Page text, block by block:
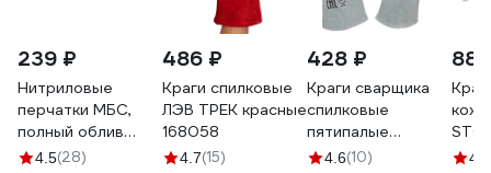
239 ₽
Нитриловые
перчатки МБС,
полный облив
Gigant G-057
4.5(28)
486 ₽
Краги спилковые
ЛЭВ ТРЕК красные
168058
4.7(15)
428 ₽
Краги сварщика
спилковые
пятипалые
Оберон серые
4.6(10) 4.9